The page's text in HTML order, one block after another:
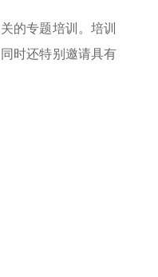
的专题培训。培训
时还特别邀请具有